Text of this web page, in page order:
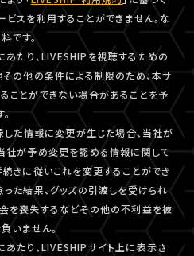
スを利用することができません。な
です。
たり、LIVESHIPを視聴するための
の他の条件による制限のため、本サ
ことができない場合があることを予
た情報に変更が生じた場合、当社が
社が予め変更を認める情報に関して
きに従いこれを変更することができ
た結果、グッズの引渡しを受けられ
を喪失するなどその他の不利益を被
いません。
たり、LIVESHIPサイト上に表示さ